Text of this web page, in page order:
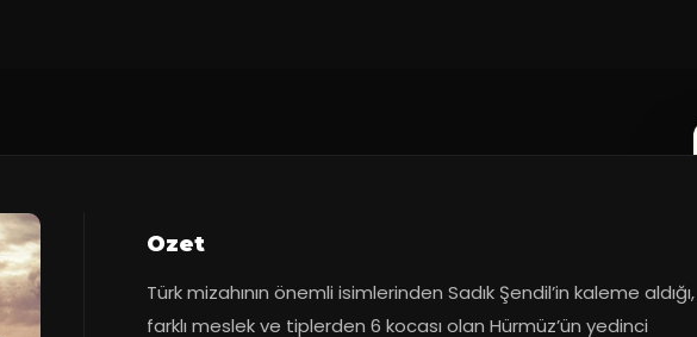
Ozet
Türk mizahının önemli isimlerinden Sadık Şendil’in kaleme aldığı,
farklı meslek ve tiplerden 6 kocası olan Hürmüz’ün yedinci